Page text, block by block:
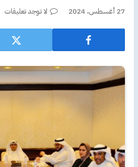
27 أغسطس، 2024 لا توجد تعليقات